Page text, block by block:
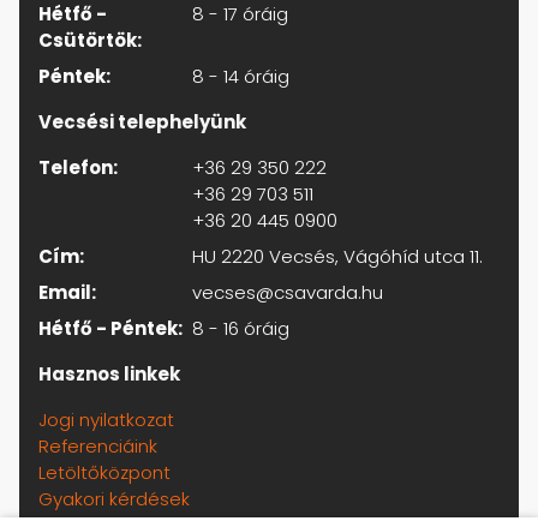
Hétfő -
Csütörtök:
8 - 17 óráig
Péntek:
8 - 14 óráig
Vecsési telephelyünk
Telefon:
+36 29 350 222
+36 29 703 511
+36 20 445 0900
Cím:
HU 2220 Vecsés, Vágóhíd utca 11.
Email:
vecses@csavarda.hu
Hétfő - Péntek: 8 - 16 óráig
Hasznos linkek
Jogi nyilatkozat
Referenciáink
Letöltőközpont
Gyakori kérdések